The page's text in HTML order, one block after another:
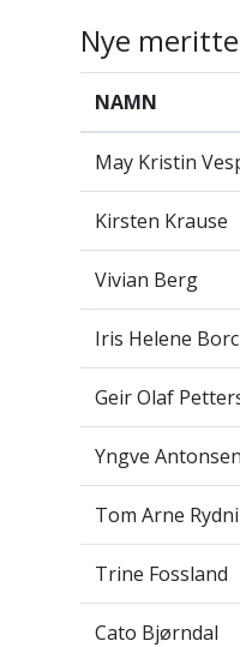
Nye
NAMN
May Kristin
Kirsten Krause
Vivian Berg
Iris Helene
Geir Olaf
Yngve Antonsen
Tom Arne
Trine Fossland
Cato Bjørndal